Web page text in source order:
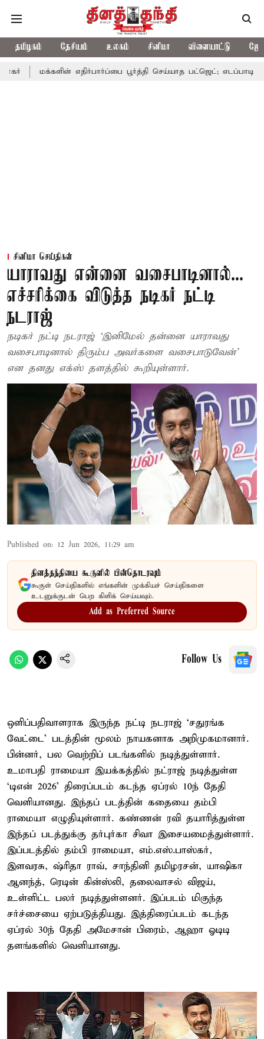
தமிழகம் தேசியம் உலகம் சினிமா விளையாட்டு
எதிர்பார்ப்பை பூர்த்தி செய்யாத பட்ஜெட்; எடப்பாடி பழனிசாமி
சினிமா செய்திகள்
யாராவது என்னை வசைபாடினால்...
எச்சரிக்கை விடுத்த நடிகர் நட்டி
நடராஜ்
நடிகர் நட்டி நடராஜ் ‘இனிமேல் தன்னை யாராவது
வசைபாடினால் திரும்ப அவர்களை வசைபாடுவேன்’
என தனது எக்ஸ் தளத்தில் கூறியுள்ளார்.
Published on: 12 Jun 2026, 11:29 am
தினத்தந்தியை கூகுளில் பின்தொடரவும்
கூகுள் செய்திகளில் எங்களின் முக்கியச் செய்திகளை
உடனுக்குடன் பெற கிளிக் செய்யவும்.
Add as Preferred Source
Follow Us
ஒளிப்பதிவாளராக இருந்த நட்டி நடராஜ் ‘சதுரங்க
வேட்டை’ படத்தின் மூலம் நாயகனாக அறிமுகமானார்.
பின்னர், பல வெற்றிப் படங்களில் நடித்துள்ளார்.
உமாபதி ராமையா இயக்கத்தில் நட்ராஜ் நடித்துள்ள
‘டிஎன் 2026’ திரைப்படம் கடந்த ஏப்ரல் 10ந் தேதி
வெளியானது. இந்தப் படத்தின் கதையை தம்பி
ராமையா எழுதியுள்ளார். கண்ணன் ரவி தயாரித்துள்ள
இந்தப் படத்துக்கு தர்புர்கா சிவா இசையமைத்துள்ளார்.
இப்படத்தில் தம்பி ராமையா, எம்.எஸ்.பாஸ்கர்,
இளவரசு, ஷ்ரிதா ராவ், சாந்தினி தமிழரசன், யாஷிகா
ஆனந்த், ரெடின் கின்ஸ்லி, தலைவாசல் விஜய்,
உள்ளிட்ட பலர் நடித்துள்ளனர். இப்படம் மிகுந்த
சர்ச்சையை ஏற்படுத்தியது. இத்திரைப்படம் கடந்த
ஏப்ரல் 30ந் தேதி அமேசான் பிரைம், ஆஹா ஓடிடி
தளங்களில் வெளியானது.